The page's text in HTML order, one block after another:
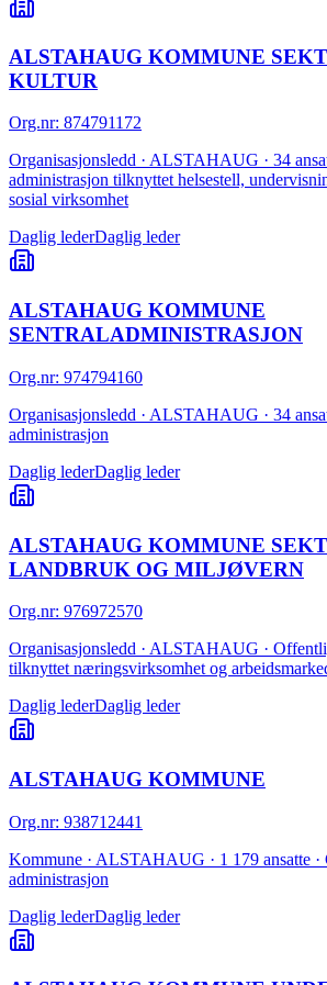
ALSTAHAUG KOMMUNE
KULTUR
Org.nr: 874791172
Organisasjonsledd · ALSTAHAUG · 34
administrasjon tilknyttet helsestell,
sosial virksomhet
Daglig lederDaglig leder
ALSTAHAUG KOMMUNE
SENTRALADMINISTRASJON
Org.nr: 974794160
Organisasjonsledd · ALSTAHAUG · 34
administrasjon
Daglig lederDaglig leder
ALSTAHAUG KOMMUNE
LANDBRUK OG MILJØVERN
Org.nr: 976972570
Organisasjonsledd · ALSTAHAUG ·
tilknyttet næringsvirksomhet og
Daglig lederDaglig leder
ALSTAHAUG KOMMUNE
Org.nr: 938712441
Kommune · ALSTAHAUG · 1 179 ansatte
administrasjon
Daglig lederDaglig leder